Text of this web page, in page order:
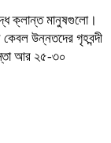
ক্লান্ত মানুষগুলো।
উন্নতদের গৃহবন্দী
আর ২৫-৩০